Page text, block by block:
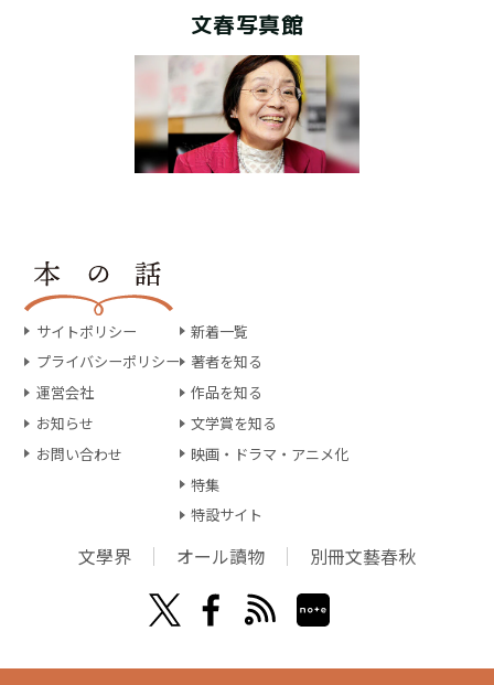
文春写真館
サイトポリシー
プライバシーポリシー
運営会社
お知らせ
お問い合わせ
新着一覧
著者を知る
作品を知る
文学賞を知る
映画・ドラマ・アニメ化
特集
特設サイト
文學界 オール讀物 別冊文藝春秋